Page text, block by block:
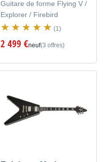
Guitare de forme Flying V /
Explorer / Firebird
(1)
2 499 €neuf(3 offres)